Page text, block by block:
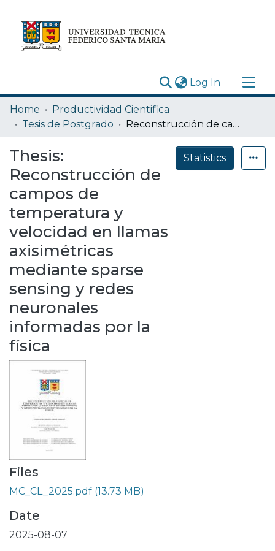
Log In (current)
Research Outputs
Statistics
Depósito
Home
Productividad Cientifica
Tesis de Postgrado
Reconstrucción de campos de temperatura y velocidad en llamas axisimétricas mediante sparse sensing y redes neuronales informadas por la física
Thesis:
Reconstrucción de
campos de
temperatura y
velocidad en llamas
axisimétricas
mediante sparse
sensing y redes
neuronales
informadas por la
física
Statistics
Files
MC_CL_2025.pdf (13.73 MB)
Date
2025-08-07